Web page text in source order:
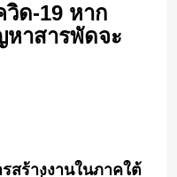
ด-19 หาก
าสารพัดจะ
สร้างงานในภาคใต้